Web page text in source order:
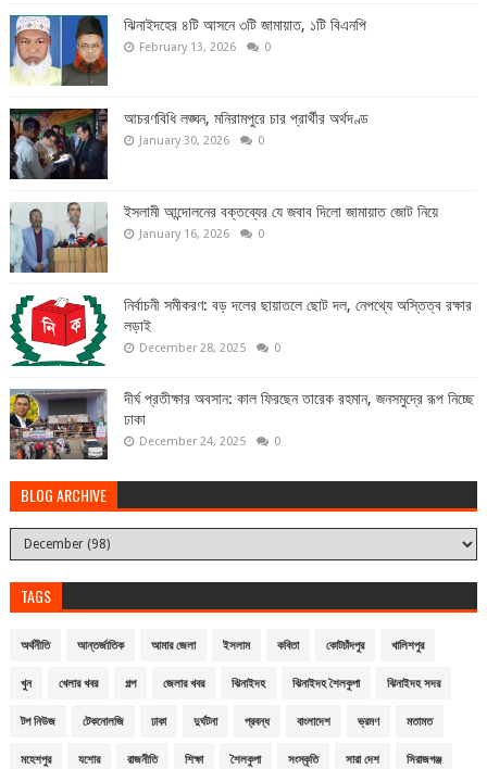
ঝিনাইদহের ৪টি আসনে ৩টি জামায়াত, ১টি বিএনপি
February 13, 2026 0
আচরণবিধি লঙ্ঘন, মনিরামপুরে চার প্রার্থীর অর্থদণ্ড
January 30, 2026 0
ইসলামী আন্দোলনের বক্তব্যের যে জবাব দিলো জামায়াত জোট নিয়ে
January 16, 2026 0
নির্বাচনী সমীকরণ: বড় দলের ছায়াতলে ছোট দল, নেপথ্যে অস্তিত্ব রক্ষার
লড়াই
December 28, 2025 0
দীর্ঘ প্রতীক্ষার অবসান: কাল ফিরছেন তারেক রহমান, জনসমুদ্রে রূপ নিচ্ছে
ঢাকা
December 24, 2025 0
BLOG ARCHIVE
TAGS
অর্থনীতি আন্তর্জাতিক আমার জেলা ইসলাম কবিতা কোটচাঁদপুর খালিশপুর
খুন খেলার খবর গল্প জেলার খবর ঝিনাইদহ ঝিনাইদহ শৈলকুপা ঝিনাইদহ সদর
টপ নিউজ টেকনোলজি ঢাকা দুর্ঘটনা প্রবন্ধ বাংলাদেশ ভ্রমণ মতামত
মহেশপুর যশোর রাজনীতি শিক্ষা শৈলকুপা সংস্কৃতি সারা দেশ সিরাজগঞ্জ